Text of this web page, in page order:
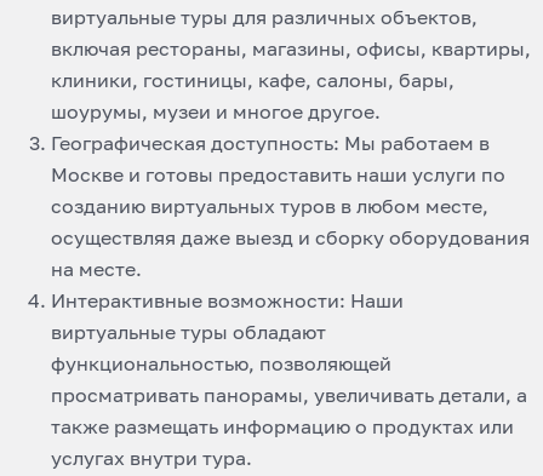
виртуальные туры для различных объектов,
включая рестораны, магазины, офисы, квартиры,
клиники, гостиницы, кафе, салоны, бары,
шоурумы, музеи и многое другое.
Географическая доступность: Мы работаем в
Москве и готовы предоставить наши услуги по
созданию виртуальных туров в любом месте,
осуществляя даже выезд и сборку оборудования
на месте.
Интерактивные возможности: Наши
виртуальные туры обладают
функциональностью, позволяющей
просматривать панорамы, увеличивать детали, а
также размещать информацию о продуктах или
услугах внутри тура.